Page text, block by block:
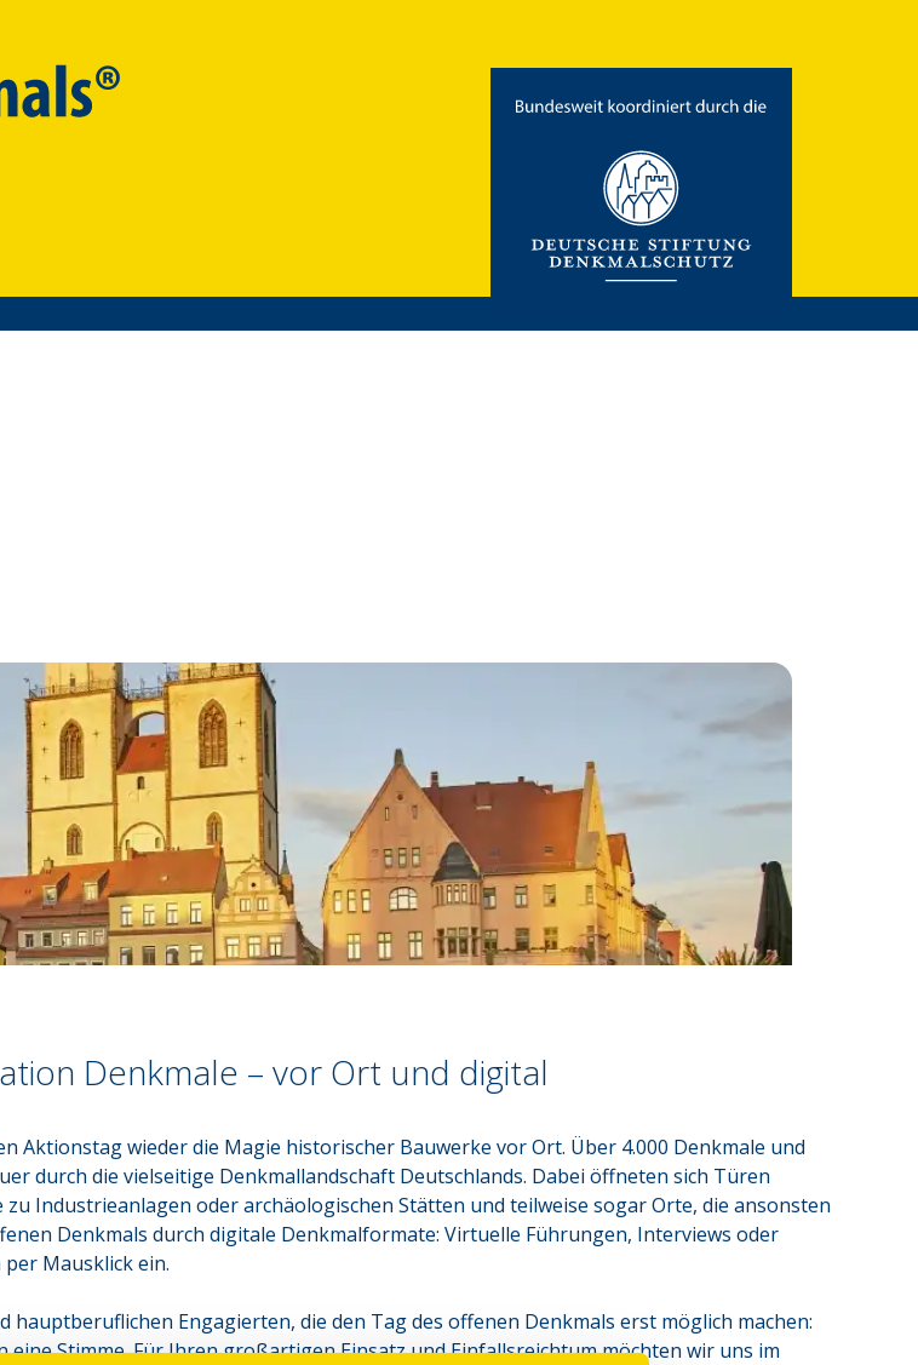
Denkmale – vor Ort und digital
wieder die Magie historischer Bauwerke vor Ort. Über 4.000 Denkmale und
durch die vielseitige Denkmallandschaft Deutschlands. Dabei öffneten sich Türen
Industrieanlagen oder archäologischen Stätten und teilweise sogar Orte, die ansonsten
Denkmals durch digitale Denkmalformate: Virtuelle Führungen, Interviews oder
Mausklick ein.
Engagierten, die den Tag des offenen Denkmals erst möglich machen:
Stimme. Für Ihren großartigen Einsatz und Einfallsreichtum möchten wir uns im